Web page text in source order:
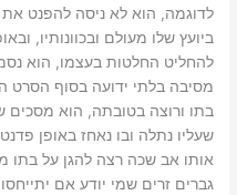
לדוגמה, הוא לא ניסה להפנט
ביועץ שלו מעולם ובכוונותיו,
להחליט החלטות בעצמו, הוא
מסיבה בלתי ידועה בסוף הסרט
בתו ורוצה בטובתה, הוא מסכים
שעליו נתלה ובו נאחז באופן
אותו אב שכה רצה להגן על בתו
גברים זרים שמי יודע אם